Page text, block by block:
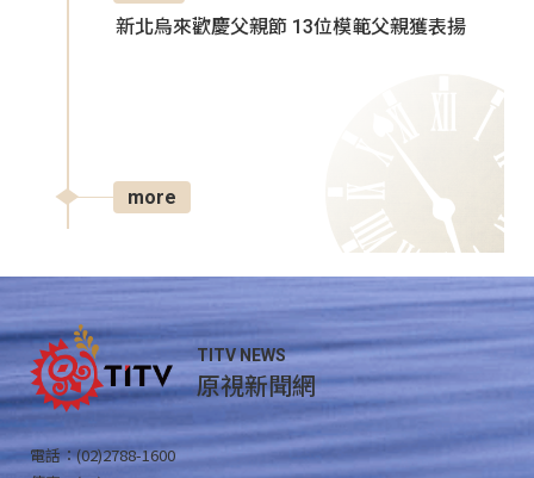
新北烏來歡慶父親節 13位模範父親獲表揚
more
TITV NEWS
原視新聞網
電話：(02)2788-1600